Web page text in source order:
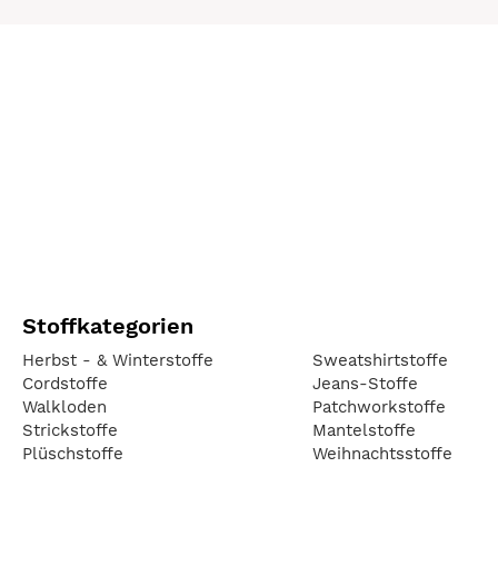
Stoffkategorien
Herbst - & Winterstoffe
Cordstoffe
Walkloden
Strickstoffe
Plüschstoffe
Sweatshirtstoffe
Jeans-Stoffe
Patchworkstoffe
Mantelstoffe
Weihnachtsstoffe